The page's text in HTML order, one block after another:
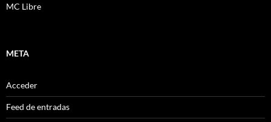
MC Libre
META
Acceder
Feed de entradas